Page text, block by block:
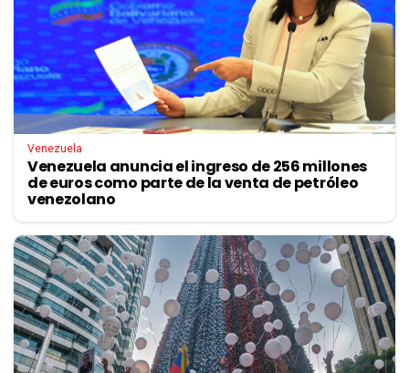
Venezuela
Venezuela anuncia el ingreso de 256 millones
de euros como parte de la venta de petróleo
venezolano